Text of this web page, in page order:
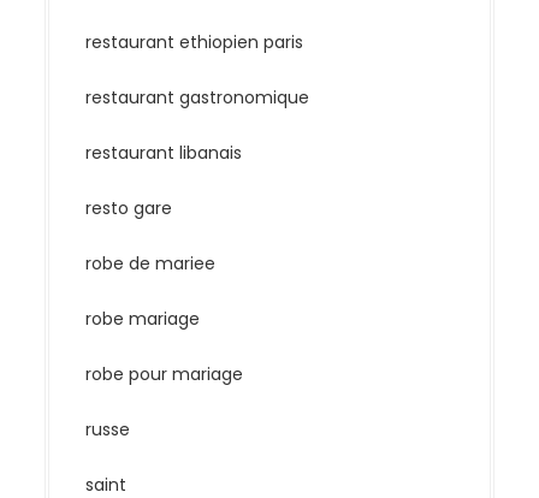
restaurant ethiopien paris
restaurant gastronomique
restaurant libanais
resto gare
robe de mariee
robe mariage
robe pour mariage
russe
saint